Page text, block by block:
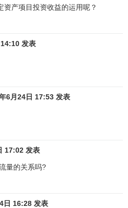
财的影响
决策的影响。
产经营需要，通过现金流量
一般来说，
金越少，反之，财务状况越
决策的影响。
行性的主要指标，投资项目
若现金净流量
接受，反之该投资项目不可行。
原始投资额 除以每年现金净流
产项目投资收益的运用呢？
发表
6月24日 17:53 发表
17:02 发表
量的关系吗?
日 16:28 发表